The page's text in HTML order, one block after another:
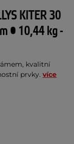
KITER 30
• 10,44 kg -
kvalitní
prvky. více